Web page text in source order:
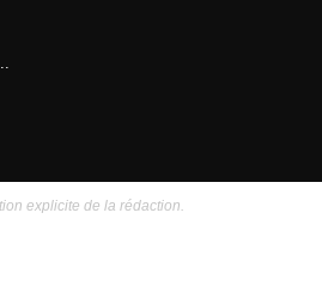
explicite de la rédaction.